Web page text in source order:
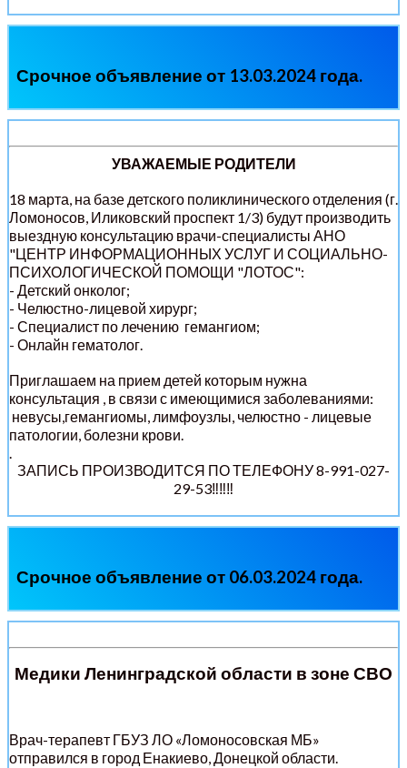
Срочное объявление от 13.03.2024 года.
УВАЖАЕМЫЕ РОДИТЕЛИ
18 марта, на базе детского поликлинического отделения (г.
Ломоносов, Иликовский проспект 1/3) будут производить
выездную консультацию врачи-специалисты АНО
"ЦЕНТР ИНФОРМАЦИОННЫХ УСЛУГ И СОЦИАЛЬНО-
ПСИХОЛОГИЧЕСКОЙ ПОМОЩИ "ЛОТОС":
- Детский онколог;
- Челюстно-лицевой хирург;
- Специалист по лечению гемангиом;
- Онлайн гематолог.
Приглашаем на прием детей которым нужна
консультация , в связи с имеющимися заболеваниями:
невусы,гемангиомы, лимфоузлы, челюстно - лицевые
патологии, болезни крови.
.
ЗАПИСЬ ПРОИЗВОДИТСЯ ПО ТЕЛЕФОНУ8-991-027-
29-53‼‼‼
Срочное объявление от 06.03.2024 года.
Медики Ленинградской области в зоне СВО
Врач-терапевт ГБУЗ ЛО «Ломоносовская МБ»
отправился в город Енакиево, Донецкой области.